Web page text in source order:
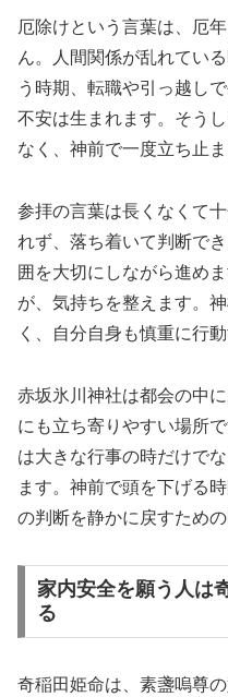
厄除けという言葉は、厄
ん。人間関係が乱れてい
う時期、転職や引っ越し
不安は生まれます。そう
なく、神前で一度立ち止
参拝の言葉は長くなくて
れず、落ち着いて判断で
囲を大切にしながら進め
が、気持ちを整えます。
く、自分自身も慎重に行
赤坂氷川神社は都会の中
にも立ち寄りやすい場所
は大きな行事の時だけで
ます。神前で頭を下げる
の判断を静かに戻すため
家内安全を願う人は
る
奇稲田姫命は、素盞嗚尊